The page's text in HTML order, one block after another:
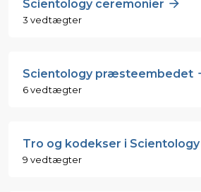
Scientology ceremonier
3 vedtægter
Scientology præsteembedet
6 vedtægter
Tro og kodekser i Scientology
9 vedtægter